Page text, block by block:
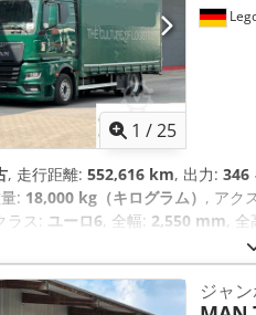
1 /25
, 走行距離: 552,616 km, 出力: 346
: 18,000 kg（キログラム） , アク
ラス: ユーロ6, 全幅: 2,550 mm, 全
ン, ナビゲーションシステム, パー
ジャ